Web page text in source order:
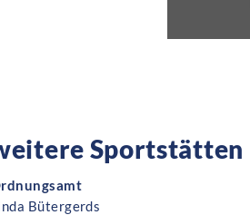
Sportstätten
Bütergerds